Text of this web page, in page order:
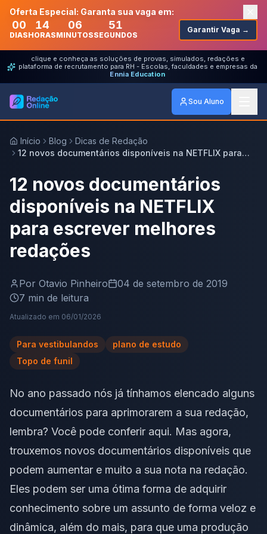
Oferta Especial: Garanta sua vaga em:
00
DIAS
14
HORAS
06
MINUTOS
51
SEGUNDOS
Garantir Vaga →
clique e conheça as soluções de provas, simulados, redações e
plataforma de recrutamento para RH - Escolas, faculdades e empresas da
Ennia Education
Sou Aluno
Início Blog
Dicas de Redação
12 novos documentários disponíveis na NETFLIX para
12 novos documentários
disponíveis na NETFLIX
para escrever melhores
redações
Por Otavio Pinheiro
04 de setembro de 2019
7 min de leitura
Atualizado em 06/01/2026
Para vestibulandos
plano de estudo
Topo de funil
No ano passado nós já tínhamos elencado alguns
documentários para aprimorarem a sua redação,
lembra? Você pode conferir aqui. Mas agora,
trouxemos novos documentários disponíveis que
podem aumentar e muito a sua nota na redação.
Eles podem ser uma ótima forma de adquirir
conhecimento sobre um assunto de forma veloz e
dinâmica, além do mais, para que uma produção